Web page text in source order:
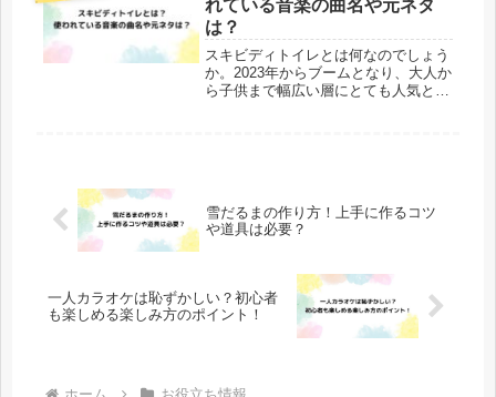
れている音楽の曲名や元ネタ
は？
スキビディトイレとは何なのでしょう
か。2023年からブームとなり、大人か
ら子供まで幅広い層にとても人気とな
雪だるまの作り方！上手に作るコツ
や道具は必要？
一人カラオケは恥ずかしい？初心者
も楽しめる楽しみ方のポイント！